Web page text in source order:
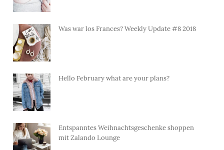
Was war los Frances? Weekly Update #8 2018
Hello February what are your plans?
Entspanntes Weihnachtsgeschenke shoppen
mit Zalando Lounge